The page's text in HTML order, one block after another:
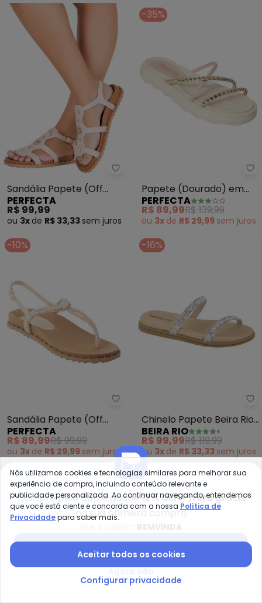
Perfecta - Sandália Papete
Sandália Papete (Off
White) com Adereços
Dourados
PERFECTA
R$ 99,99
ou 3x de R$ 33,33 sem juros
-35%
Papete (Dourado) em
Sisntético
PERFECTA
R$ 89,99R$ 139,99
ou 3x de R$ 29,99 sem juros
-10%
Perfecta - Sandália Papete
Sandália Papete (Off
White) em Tecido
PERFECTA
R$ 89,99R$ 99,99
ou 3x de R$ 29,99 sem juros
-16%
Chinelo Papete Beira Rio
(Creme) em Sintético
BEIRA RIO
R$ 99,99R$ 119,99
ou 3x de R$ 33,33 sem juros
-27%
-50%
Compre pelo app e ganhe12% OFF + frete grátis
na sua primeira compra
Nós utilizamos cookies e tecnologias similares para melhorar sua
experiência de compra, incluindo conteúdo relevante e
publicidade personalizada. Ao continuar navegando, entendemos
que você está ciente e concorda com a nossa Política de
Privacidadepara saber mais.
Aceitar todos os cookies
Configurar privacidade